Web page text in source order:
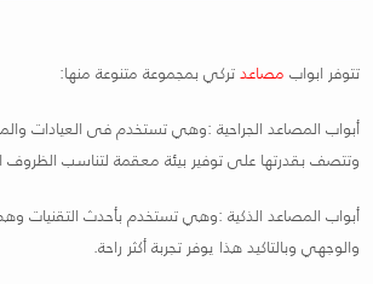
تتوفر ابواب مصاعدتركي بمجموعة متنوعة منها:
أبواب المصاعد الجراحية :وهي تستخدم فى العيادات
وتتصف بقدرتها على توفير بيئة معقمة لتناسب
أبواب المصاعد الذكية :وهي تستخدم بأحدث التقنيات
والوجهي وبالتاكيد هذا يوفر تجربة أكثر راحة.